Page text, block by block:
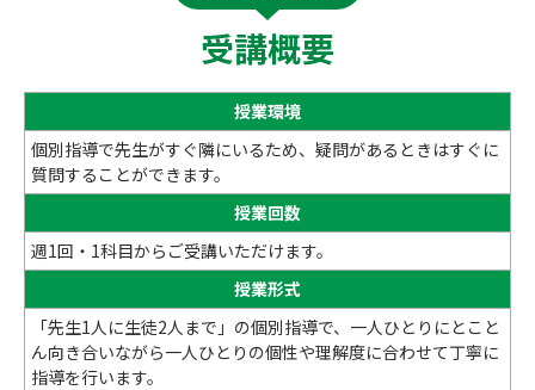
受講概要
授業環境
個別指導で先生がすぐ隣にいるため、疑問があるときはすぐに
質問することができます。
授業回数
週1回・1科目からご受講いただけます。
授業形式
「先生1人に生徒2人まで」の個別指導で、一人ひとりにとこと
ん向き合いながら一人ひとりの個性や理解度に合わせて丁寧に
指導を行います。